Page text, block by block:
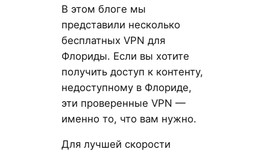
В этом блоге мы
представили несколько
бесплатных VPN для
Флориды. Если вы хотите
получить доступ к контенту,
недоступному в Флориде,
эти проверенные VPN —
именно то, что вам нужно.
Для лучшей скорости